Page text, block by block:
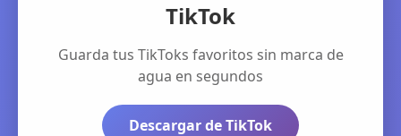
TikTok
Guarda tus TikToks favoritos sin marca de
agua en segundos
Descargar de TikTok